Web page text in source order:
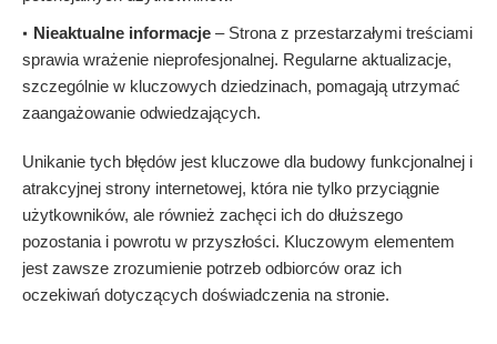
Nieaktualne informacje – Strona z przestarzałymi treściami
sprawia wrażenie nieprofesjonalnej. Regularne aktualizacje,
szczególnie w kluczowych dziedzinach, pomagają utrzymać
zaangażowanie odwiedzających.
Unikanie tych błędów jest kluczowe dla budowy funkcjonalnej i
atrakcyjnej strony internetowej, która nie tylko przyciągnie
użytkowników, ale również zachęci ich do dłuższego
pozostania i powrotu w przyszłości. Kluczowym elementem
jest zawsze zrozumienie potrzeb odbiorców oraz ich
oczekiwań dotyczących doświadczenia na stronie.